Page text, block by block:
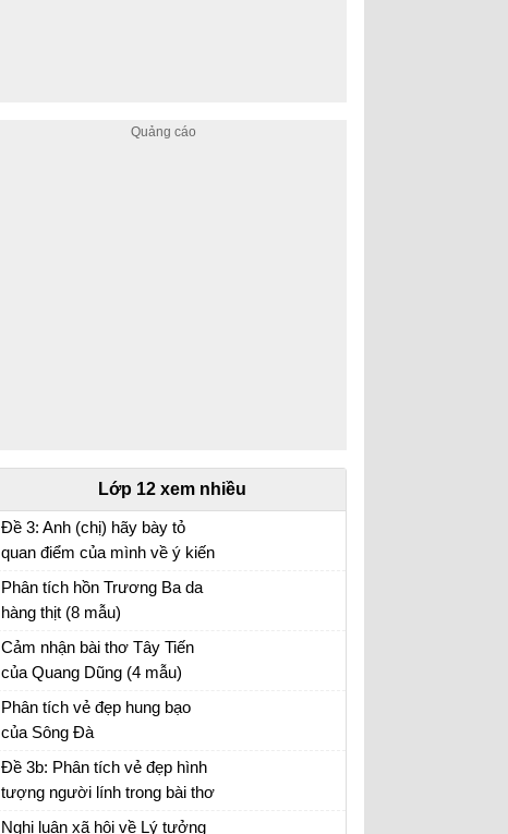
Lớp 12 xem nhiều
Đề 3: Anh (chị) hãy bày tỏ
quan điểm của mình về ý kiến
của nhà văn Pháp La-bơ-ruy-
e: “Khi một tác phẩm nâng cao
tinh thần ta lên và gợi cho ta
những tình cảm cao quý và
can đảm,...
Phân tích hồn Trương Ba da
hàng thịt (8 mẫu)
Phân tích bài hồn Trương Ba da hàng thịt - Văn
mẫu 12
Cảm nhận bài thơ Tây Tiến
của Quang Dũng (4 mẫu)
Cảm nhận Tây Tiến - Văn mẫu 12
Phân tích vẻ đẹp hung bạo
của Sông Đà
Văn mẫu 12
Đề 3b: Phân tích vẻ đẹp hình
tượng người lính trong bài thơ
Tây Tiến của Quang Dũng.
Nghị luận xã hội về Lý tưởng